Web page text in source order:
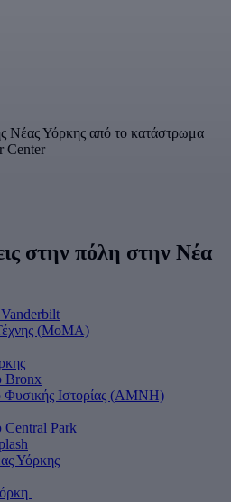
Νέας Υόρκης από το κατάστρωμα
Center
στην πόλη στην Νέα
(ΜοΜΑ)
Bronx
Ιστορίας (AMNH)
Central Park
Υόρκης